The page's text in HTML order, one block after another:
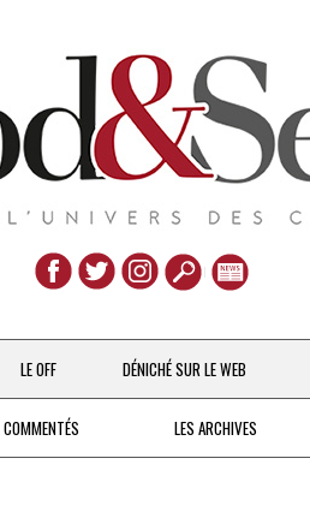
Aller
au
contenu
LE OFF DÉNICHÉ SUR LE WEB
LES ARCHIVES